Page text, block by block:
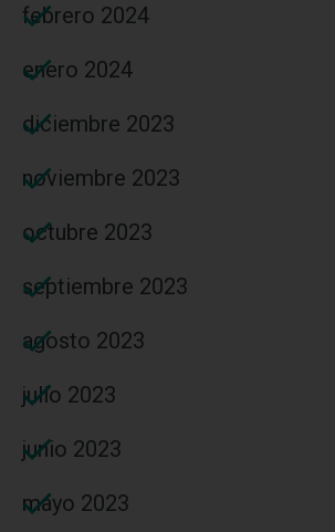
febrero 2024
enero 2024
diciembre 2023
noviembre 2023
octubre 2023
septiembre 2023
agosto 2023
julio 2023
junio 2023
mayo 2023